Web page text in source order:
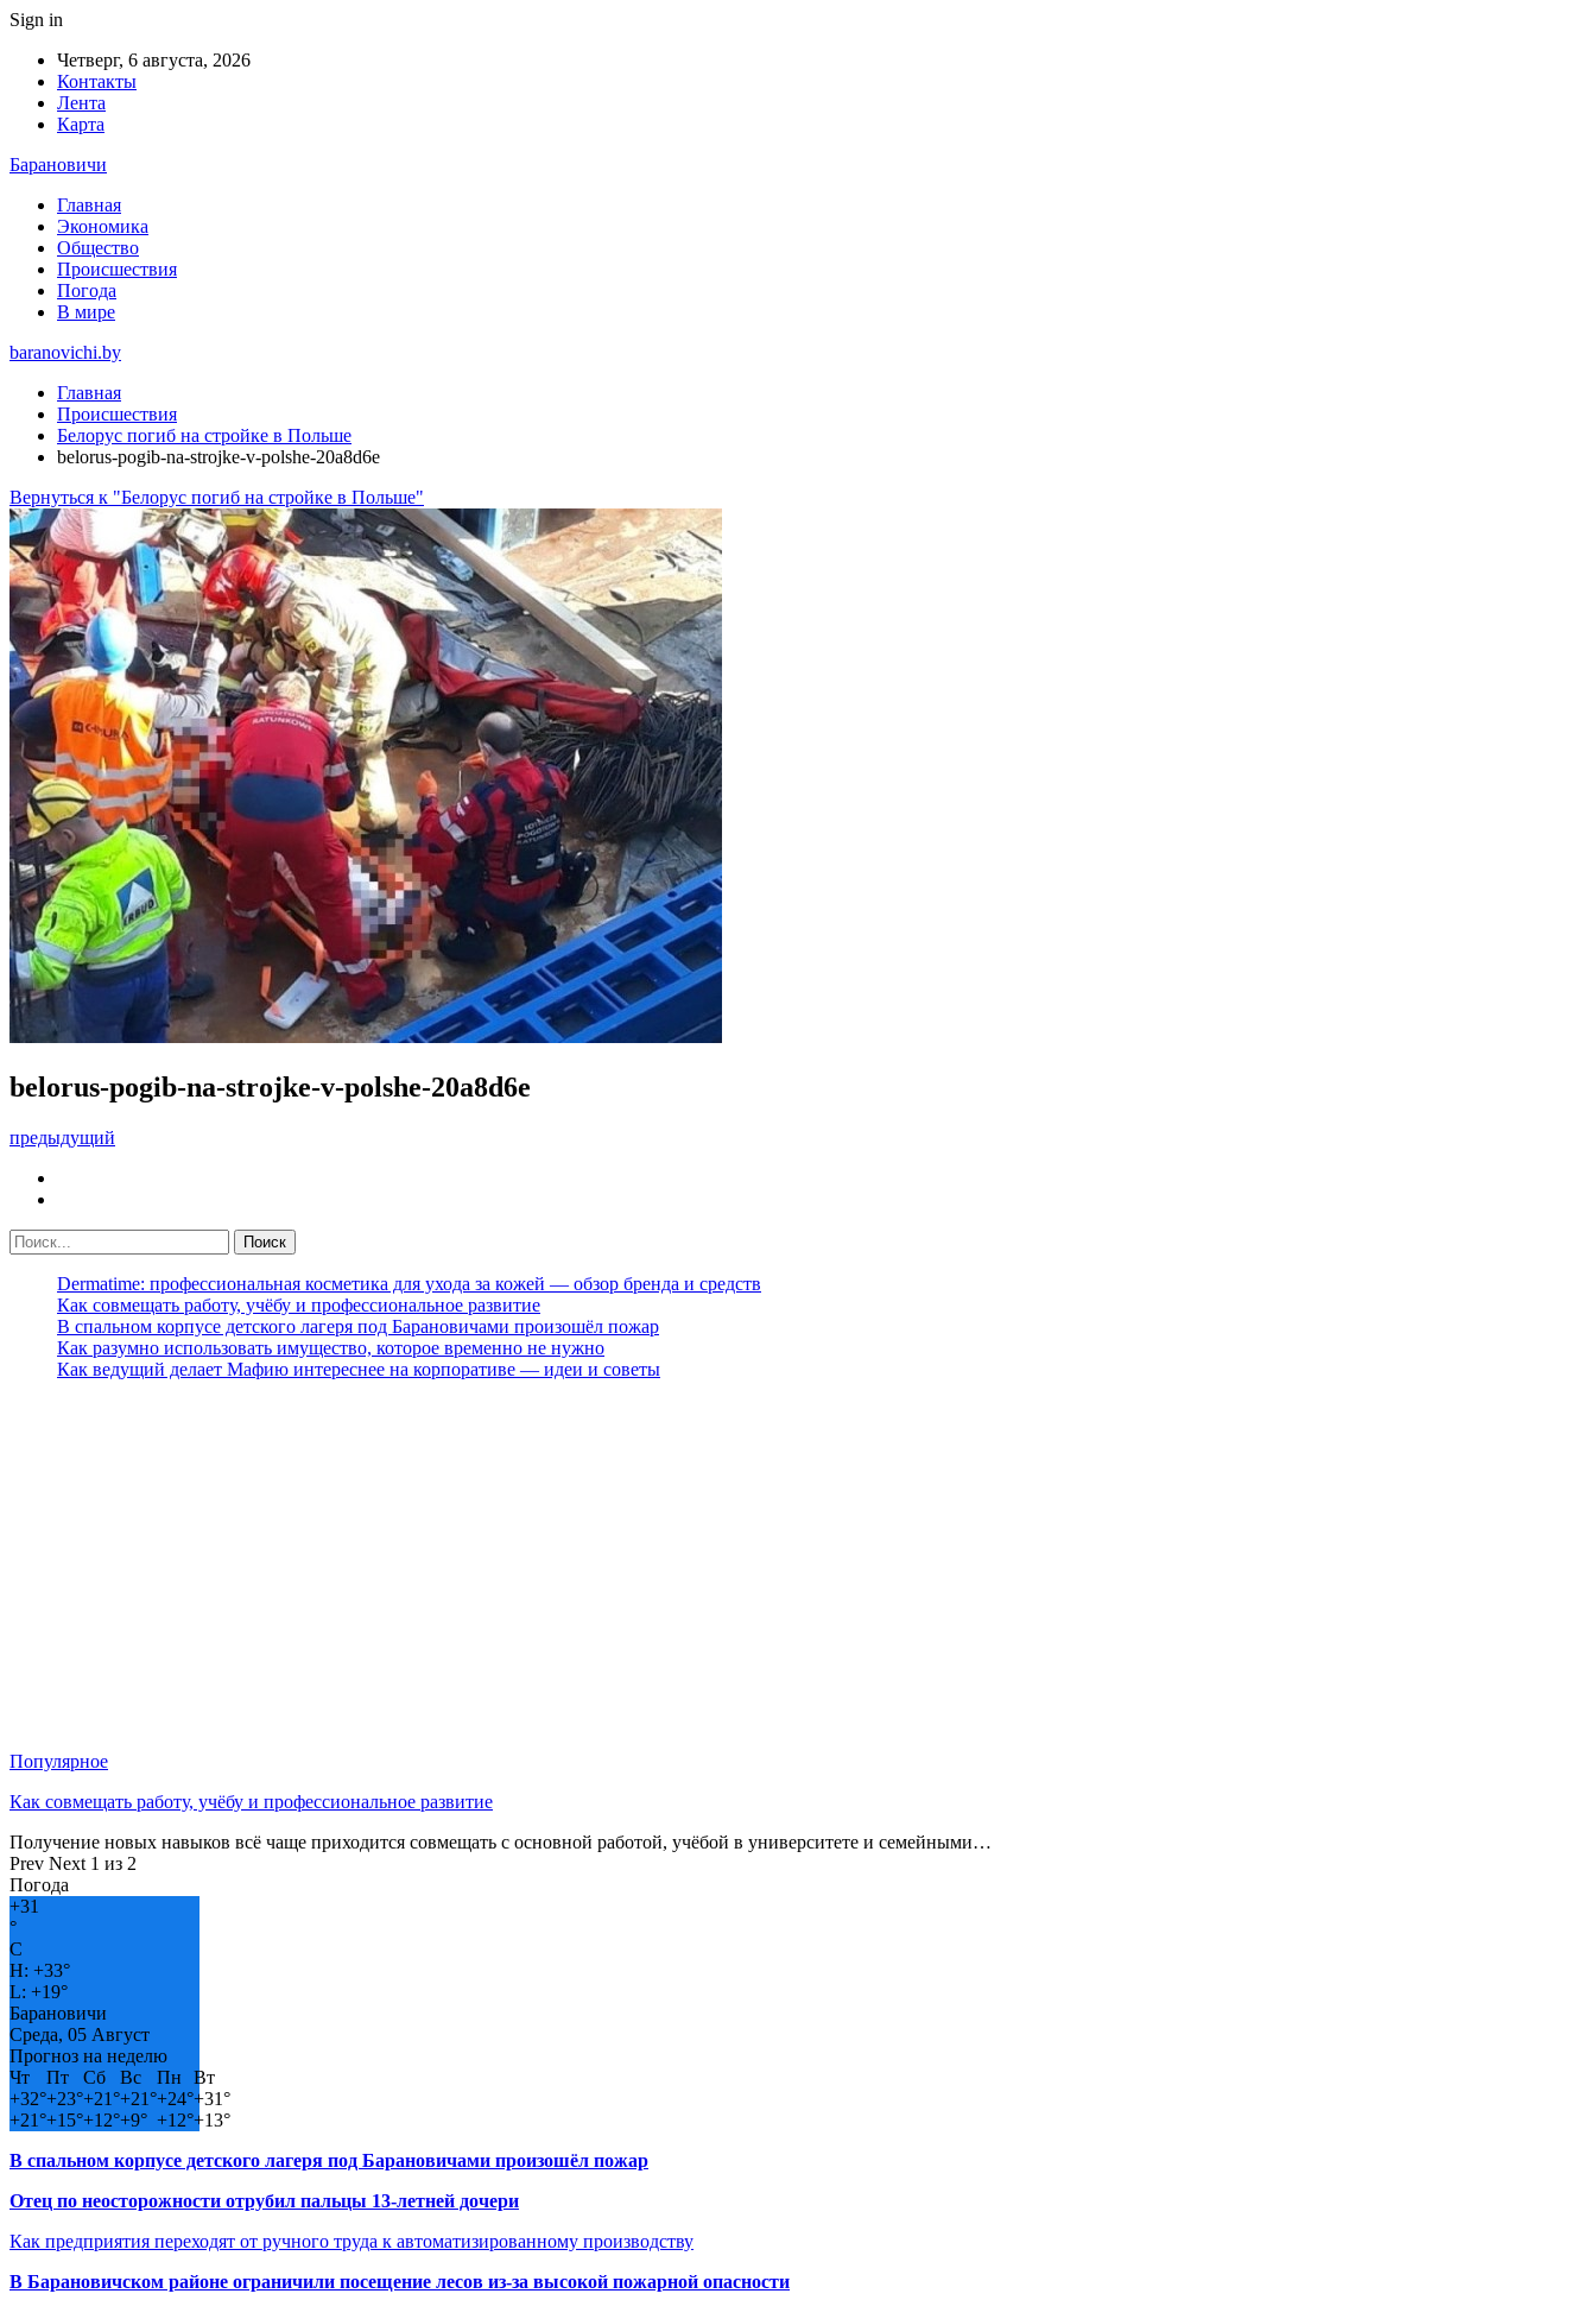
Sign in
Четверг, 6 августа, 2026
Контакты
Лента
Карта
Барановичи
Главная
Экономика
Общество
Происшествия
Погода
В мире
baranovichi.by
Главная
Происшествия
Белорус погиб на стройке в Польше
belorus-pogib-na-strojke-v-polshe-20a8d6e
Вернуться к "Белорус погиб на стройке в Польше"
belorus-pogib-na-strojke-v-polshe-20a8d6e
предыдущий
Dermatime: профессиональная косметика для ухода за кожей — обзор бренда и средств
Как совмещать работу, учёбу и профессиональное развитие
В спальном корпусе детского лагеря под Барановичами произошёл пожар
Как разумно использовать имущество, которое временно не нужно
Как ведущий делает Мафию интереснее на корпоративе — идеи и советы
Популярное
Как совмещать работу, учёбу и профессиональное развитие
Получение новых навыков всё чаще приходится совмещать с основной работой, учёбой в университете и семейными…
Prev Next 1 из 2
Погода
+31
°
C
H: +33°
L: +19°
Барановичи
Среда, 05 Август
Прогноз на неделю
Чт
Пт Сб Вс Пн
Вт
+32°+23°+21°+21°+24°+31°
+21°+15°+12°+9° +12°+13°
В спальном корпусе детского лагеря под Барановичами произошёл пожар
Отец по неосторожности отрубил пальцы 13-летней дочери
Как предприятия переходят от ручного труда к автоматизированному производству
В Барановичском районе ограничили посещение лесов из-за высокой пожарной опасности